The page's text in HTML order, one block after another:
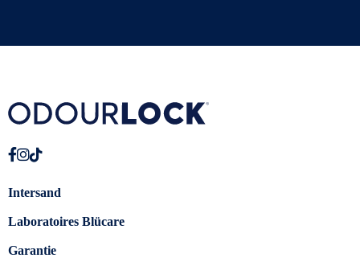
Intersand
Laboratoires Blücare
Garantie